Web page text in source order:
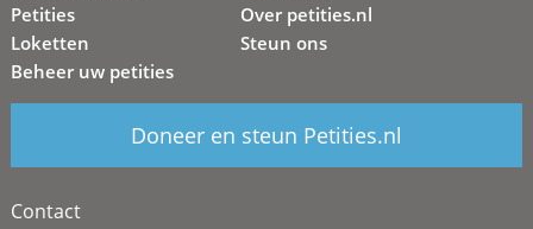
Petities
Loketten
Beheer uw petities
Over petities.nl
Steun ons
Doneer en steun Petities.nl
Contact